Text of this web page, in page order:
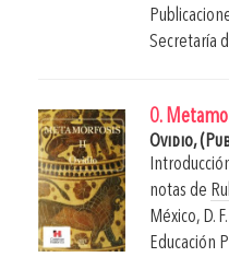
Secretaría
0.
Ovidio,
notas de
México, D.
Educación